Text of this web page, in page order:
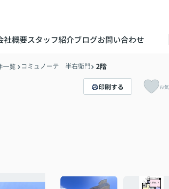
社概要スタッフ紹介ブログお問い合わせ
一覧 コミュノーテ 半右衛門 2階
印刷する お